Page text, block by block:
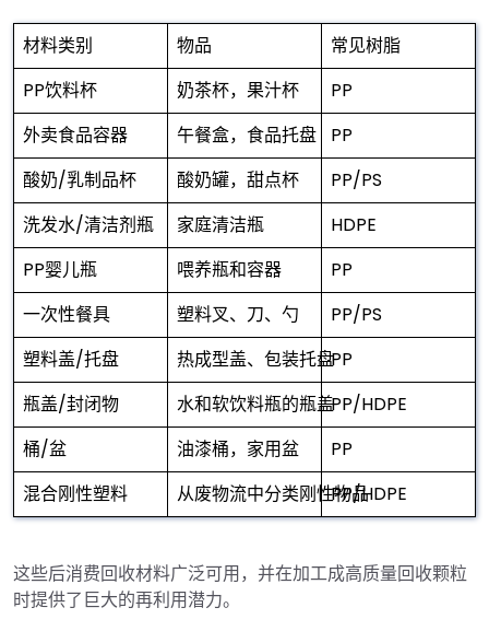
材料类别 物品
常见树脂
PP饮料杯
奶茶杯，果汁杯
PP
外卖食品容器
午餐盒，食品托盘
PP
酸奶/乳制品杯
酸奶罐，甜点杯
PP/PS
洗发水/清洁剂瓶
家庭清洁瓶
HDPE
PP婴儿瓶
喂养瓶和容器
PP
一次性餐具
塑料叉、刀、勺
PP/PS
塑料盖/托盘
热成型盖、包装托盘PP
瓶盖/封闭物
水和软饮料瓶的瓶盖PP/HDPE
桶/盆
油漆桶，家用盆
PP
混合刚性塑料
从废物流中分类刚性物品PP/HDPE
这些后消费回收材料广泛可用，并在加工成高质量回收颗粒
时提供了巨大的再利用潜力。